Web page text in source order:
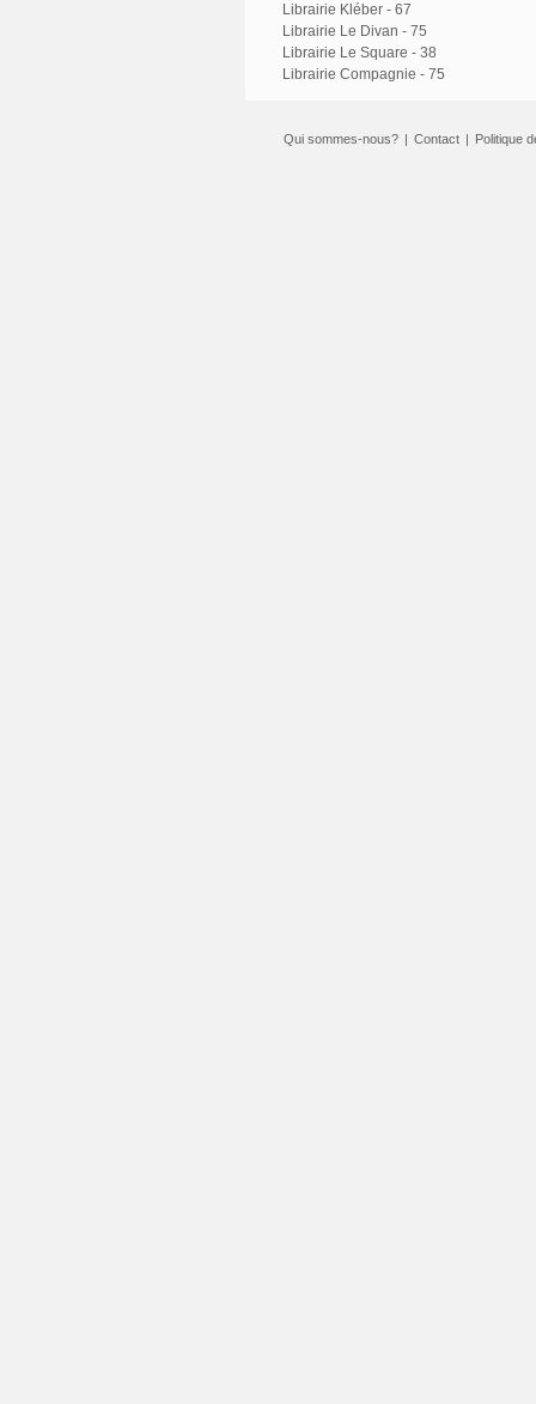
Librairie Kléber - 67
Librairie Le Divan - 75
Librairie Le Square - 38
Librairie Compagnie - 75
Qui sommes-nous? | Contact | Politique